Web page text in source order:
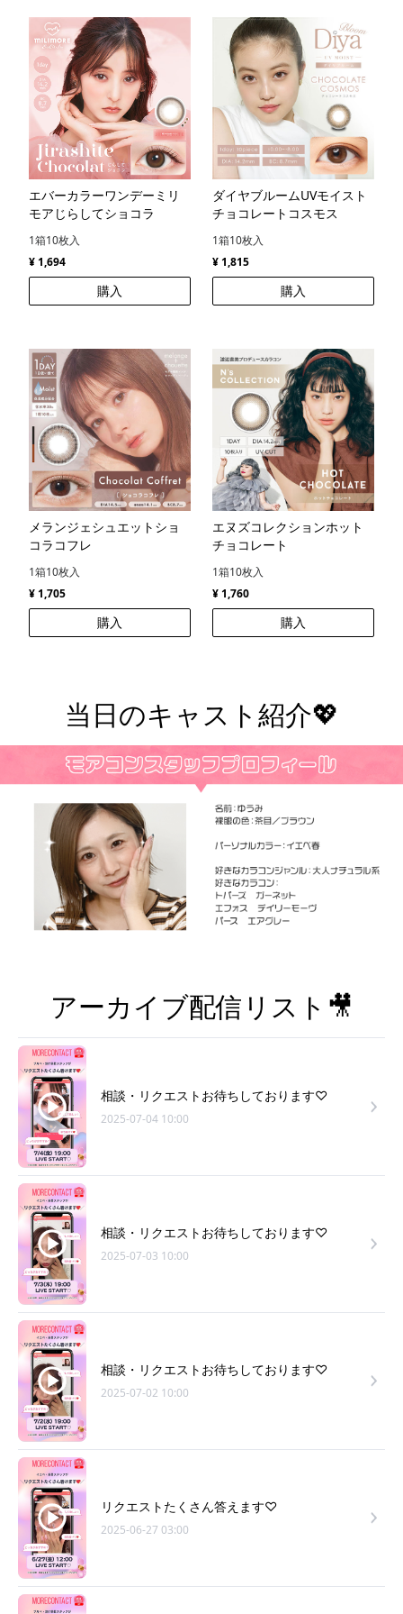
エバーカラーワンデーミリ
モアじらしてショコラ
1箱10枚入
¥ 1,694
購入
ダイヤブルームUVモイスト
チョコレートコスモス
1箱10枚入
¥ 1,815
購入
メランジェシュエットショ
コラコフレ
1箱10枚入
¥ 1,705
購入
エヌズコレクションホット
チョコレート
1箱10枚入
¥ 1,760
購入
当日のキャスト紹介💖
アーカイブ配信リスト🎥
相談・リクエストお待ちしております♡
2025-07-04 10:00
相談・リクエストお待ちしております♡
2025-07-03 10:00
相談・リクエストお待ちしております♡
2025-07-02 10:00
リクエストたくさん答えます♡
2025-06-27 03:00